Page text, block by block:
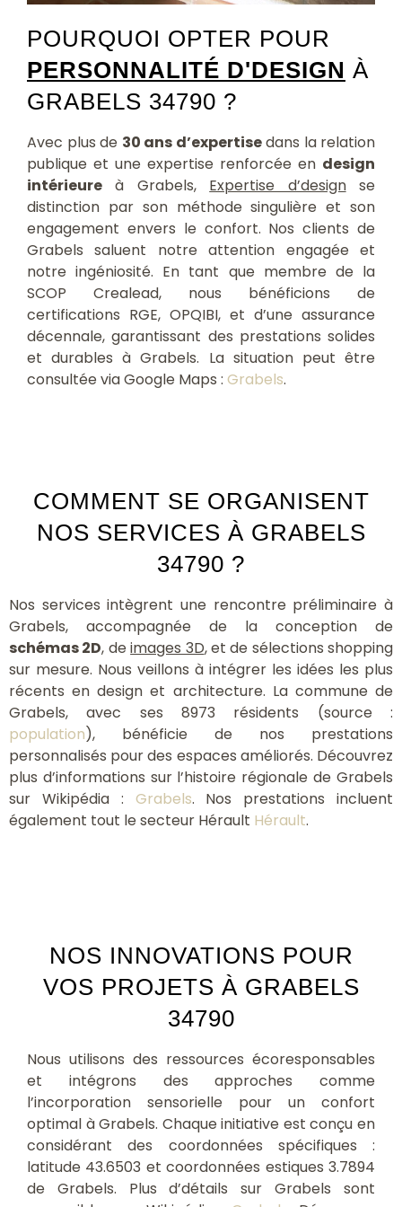
POURQUOI OPTER POUR
PERSONNALITÉ D'DESIGN À
GRABELS 34790 ?
Avec plus de 30 ans d’expertisedans la relation
publique et une expertise renforcée en design
intérieure à Grabels, Expertise d’designse
distinction par son méthode singulière et son
engagement envers le confort. Nos clients de
Grabels saluent notre attention engagée et
notre ingéniosité. En tant que membre de la
SCOP Crealead, nous bénéficions de
certifications RGE, OPQIBI, et d’une assurance
décennale, garantissant des prestations solides
et durables à Grabels. La situation peut être
consultée via Google Maps : Grabels.
COMMENT SE ORGANISENT
NOS SERVICES À GRABELS
34790 ?
Nos services intègrent une rencontre préliminaire à
Grabels, accompagnée de la conception de
schémas 2D, deimages 3D, et de sélections shopping
sur mesure. Nous veillons à intégrer les idées les plus
récents en design et architecture. La commune de
Grabels, avec ses 8973 résidents (source :
population), bénéficie de nos prestations
personnalisés pour des espaces améliorés. Découvrez
plus d’informations sur l’histoire régionale de Grabels
sur Wikipédia : Grabels. Nos prestations incluent
également tout le secteur Hérault Hérault.
NOS INNOVATIONS POUR
VOS PROJETS À GRABELS
34790
Nous utilisons des ressources écoresponsables
et intégrons des approches comme
l’incorporation sensorielle pour un confort
optimal à Grabels. Chaque initiative est conçu en
considérant des coordonnées spécifiques :
latitude 43.6503 et coordonnées estiques 3.7894
de Grabels. Plus d’détails sur Grabels sont